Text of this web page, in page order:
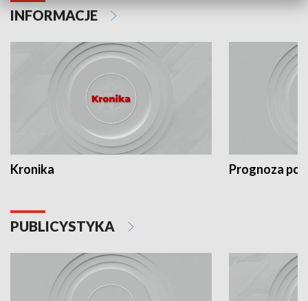
INFORMACJE
Kronika Prognoza
PUBLICYSTYKA